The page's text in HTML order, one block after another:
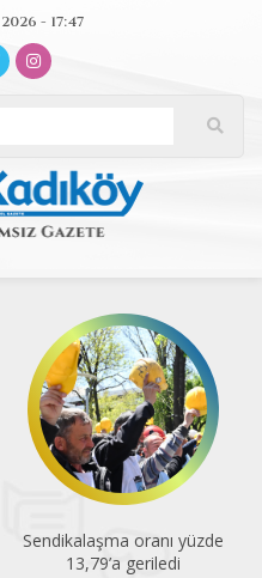
- 17:47
İlk altı ayda 150 kadın
öldürüldü